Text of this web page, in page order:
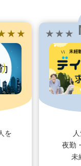
★ ★
を
★ ★ ★
夜勤
未